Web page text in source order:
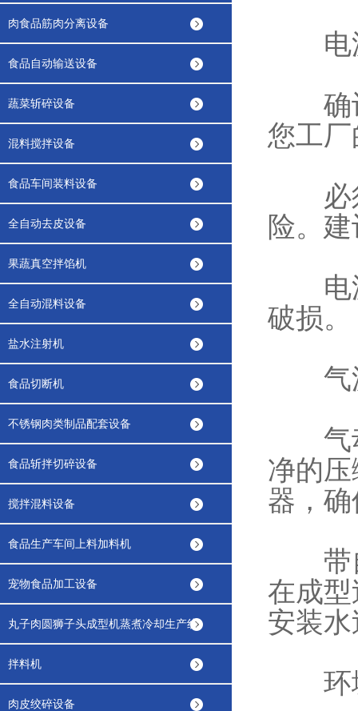
肉食品筋肉分离设备
食品自动输送设备
蔬菜斩碎设备
混料搅拌设备
食品车间装料设备
全自动去皮设备
果蔬真空拌馅机
全自动混料设备
盐水注射机
食品切断机
不锈钢肉类制品配套设备
食品斩拌切碎设备
搅拌混料设备
食品生产车间上料加料机
宠物食品加工设备
丸子肉圆狮子头成型机蒸煮冷却生产线
拌料机
肉皮绞碎设备
电
确认
您工
必须
险。
电源
破损。
气源
气动
净的
器，
带自
在成
安装
环